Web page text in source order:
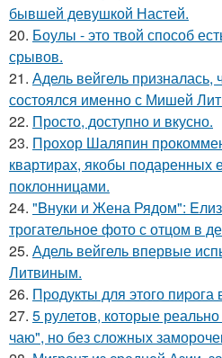
бывшей девушкой Настей.
20. Боулы - это твой способ
срывов.
21. Адель вейгель
состоялся именно с Мишей
22. Просто, доступно и вкусно.
23. Прохор Шаляпин
квартирах, якобы подаренных
поклонницами.
24. "Bнуки и Жена Рядом":
трогательное фото с отцом в
25. Адель вейгель впервые
Литвиным.
26. Пpодукты для этого
27. 5 рулетов, которые
чаю", но без сложных